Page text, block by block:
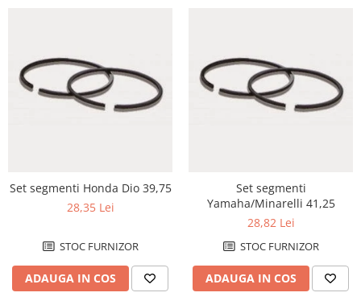
Carlige & Suporti
Remorci & Utile
Trolii & Suporti
EVACUARE
Evacuari universale
Evacuări G.P.R.
Evacuări Storm
Set segmenti Honda Dio 39,75
28,35 Lei
STOC FURNIZOR
ADAUGA IN COS
Set segmenti
Yamaha/Minarelli 41,25
28,82 Lei
STOC FURNIZOR
ADAUGA IN COS